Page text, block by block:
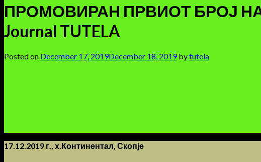
ПРОМОВИРАН ПРВИОТ БРОЈ НА
Journal TUTELA
Posted on December 17, 2019December 18, 2019bytutela
17.12.2019 г., х.Континентал, Скопје